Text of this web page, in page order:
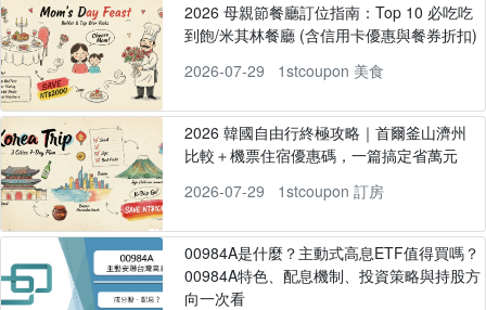
2026 母親節餐廳訂位指南：Top 10 必吃吃
到飽/米其林餐廳 (含信用卡優惠與餐券折扣)
2026-07-29
1stcoupon 美食
2026 韓國自由行終極攻略｜首爾釜山濟州
比較＋機票住宿優惠碼，一篇搞定省萬元
2026-07-29
1stcoupon 訂房
00984A是什麼？主動式高息ETF值得買嗎？
00984A特色、配息機制、投資策略與持股方
向一次看